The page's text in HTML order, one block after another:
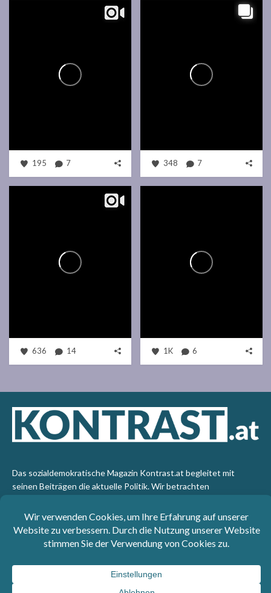
195 7 348 7
636 14 1K 6
Das sozialdemokratische Magazin Kontrast.at begleitet mit
seinen Beiträgen die aktuelle Politik. Wir betrachten
emanzipatorischen Standpunkt aus. Kontrast wirft den Blick der
sozialen Gerechtigkeit auf die Welt.
: SPÖ-Klub - 1017 Wien - Telefon: +43 1 40110-
3393 - e-mail: redaktion@kontrast.at -